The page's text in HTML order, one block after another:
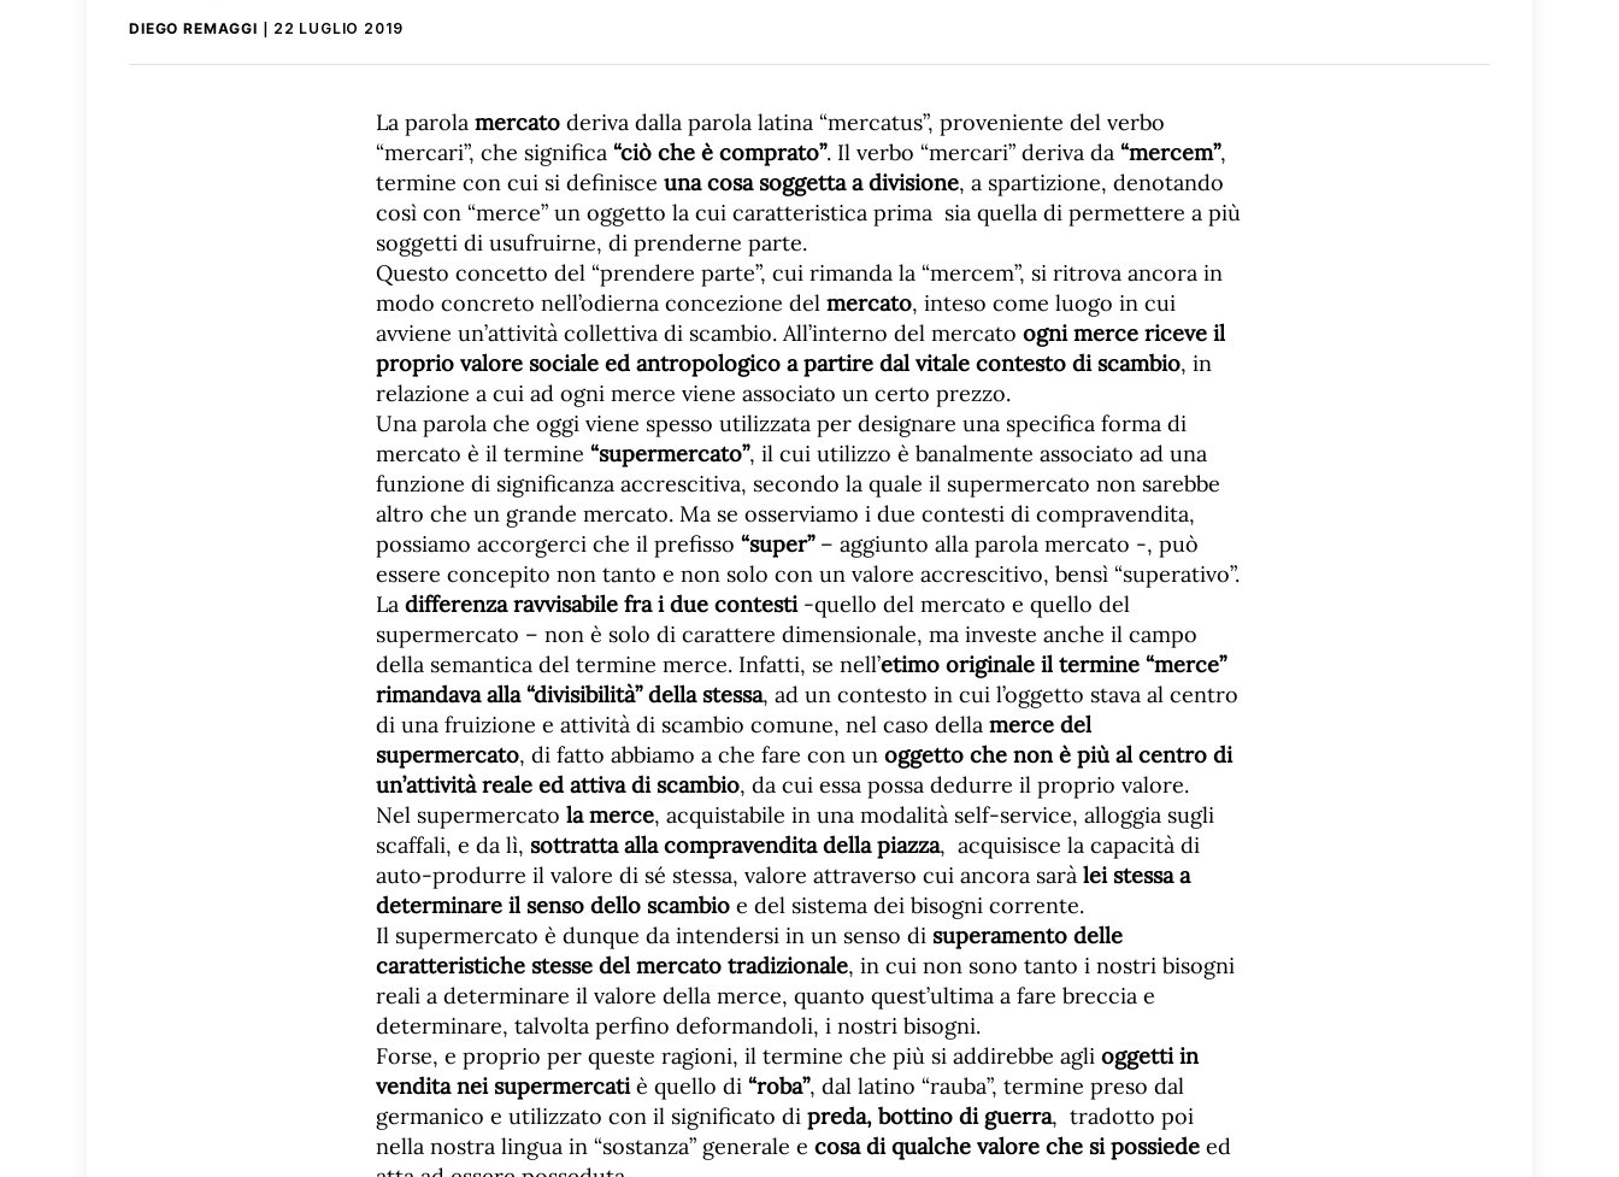
DIEGO REMAGGI 22 LUGLIO 2019
La parola mercato deriva dalla parola latina “mercatus”, proveniente del verbo
“mercari”, che significa “ciò che è comprato”. Il verbo “mercari” deriva da “mercem”,
termine con cui si definisce una cosa soggetta a divisione, a spartizione, denotando
così con “merce” un oggetto la cui caratteristica prima sia quella di permettere a più
soggetti di usufruirne, di prenderne parte.
Questo concetto del “prendere parte”, cui rimanda la “mercem”, si ritrova ancora in
modo concreto nell’odierna concezione del mercato, inteso come luogo in cui
avviene un’attività collettiva di scambio. All’interno del mercato ogni merce riceve il
proprio valore sociale ed antropologico a partire dal vitale contesto di scambio, in
relazione a cui ad ogni merce viene associato un certo prezzo.
Una parola che oggi viene spesso utilizzata per designare una specifica forma di
mercato è il termine “supermercato”, il cui utilizzo è banalmente associato ad una
funzione di significanza accrescitiva, secondo la quale il supermercato non sarebbe
altro che un grande mercato. Ma se osserviamo i due contesti di compravendita,
possiamo accorgerci che il prefisso “super”– aggiunto alla parola mercato -, può
essere concepito non tanto e non solo con un valore accrescitivo, bensì “superativo”.
La differenza ravvisabile fra i due contesti-quello del mercato e quello del
supermercato – non è solo di carattere dimensionale, ma investe anche il campo
della semantica del termine merce. Infatti, se nell’etimo originale il termine “merce”
rimandava alla “divisibilità” della stessa, ad un contesto in cui l’oggetto stava al centro
di una fruizione e attività di scambio comune, nel caso della merce del
supermercato, di fatto abbiamo a che fare con un oggetto che non è più al centro di
un’attività reale ed attiva di scambio, da cui essa possa dedurre il proprio valore.
Nel supermercato la merce, acquistabile in una modalità self-service, alloggia sugli
scaffali, e da lì, sottratta alla compravendita della piazza, acquisisce la capacità di
auto-produrre il valore di sé stessa, valore attraverso cui ancora sarà lei stessa a
determinare il senso dello scambio e del sistema dei bisogni corrente.
Il supermercato è dunque da intendersi in un senso di superamento delle
caratteristiche stesse del mercato tradizionale, in cui non sono tanto i nostri bisogni
reali a determinare il valore della merce, quanto quest’ultima a fare breccia e
determinare, talvolta perfino deformandoli, i nostri bisogni.
Forse, e proprio per queste ragioni, il termine che più si addirebbe agli oggetti in
vendita nei supermercatiè quello di “roba”, dal latino “rauba”, termine preso dal
germanico e utilizzato con il significato di preda, bottino di guerra, tradotto poi
nella nostra lingua in “sostanza” generale e cosa di qualche valore che si possiede ed